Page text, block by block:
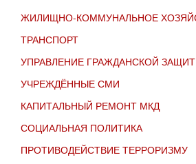
ЖИЛИЩНО-КОММУНАЛЬНОЕ
ТРАНСПОРТ
УПРАВЛЕНИЕ ГРАЖДАНСКОЙ
УЧРЕЖДЁННЫЕ СМИ
КАПИТАЛЬНЫЙ РЕМОНТ МКД
СОЦИАЛЬНАЯ ПОЛИТИКА
ПРОТИВОДЕЙСТВИЕ ТЕРРОРИЗМУ